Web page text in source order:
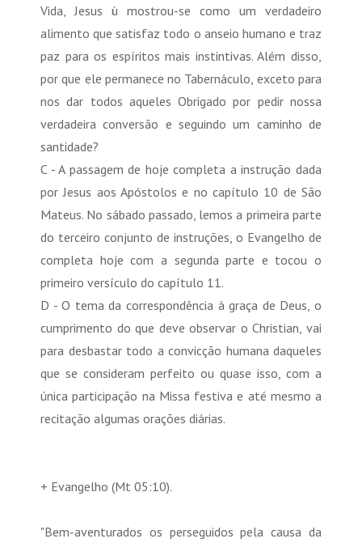
Vida, Jesus ù mostrou-se como um verdadeiro
alimento que satisfaz todo o anseio humano e traz
paz para os espíritos mais instintivas. Além disso,
por que ele permanece no Tabernáculo, exceto para
nos dar todos aqueles Obrigado por pedir nossa
verdadeira conversão e seguindo um caminho de
santidade?
C - A passagem de hoje completa a instrução dada
por Jesus aos Apóstolos e no capítulo 10 de São
Mateus. No sábado passado, lemos a primeira parte
do terceiro conjunto de instruções, o Evangelho de
completa hoje com a segunda parte e tocou o
primeiro versículo do capítulo 11.
D - O tema da correspondência à graça de Deus, o
cumprimento do que deve observar o Christian, vai
para desbastar todo a convicção humana daqueles
que se consideram perfeito ou quase isso, com a
única participação na Missa festiva e até mesmo a
recitação algumas orações diárias.
+ Evangelho (Mt 05:10).
"Bem-aventurados os perseguidos pela causa da